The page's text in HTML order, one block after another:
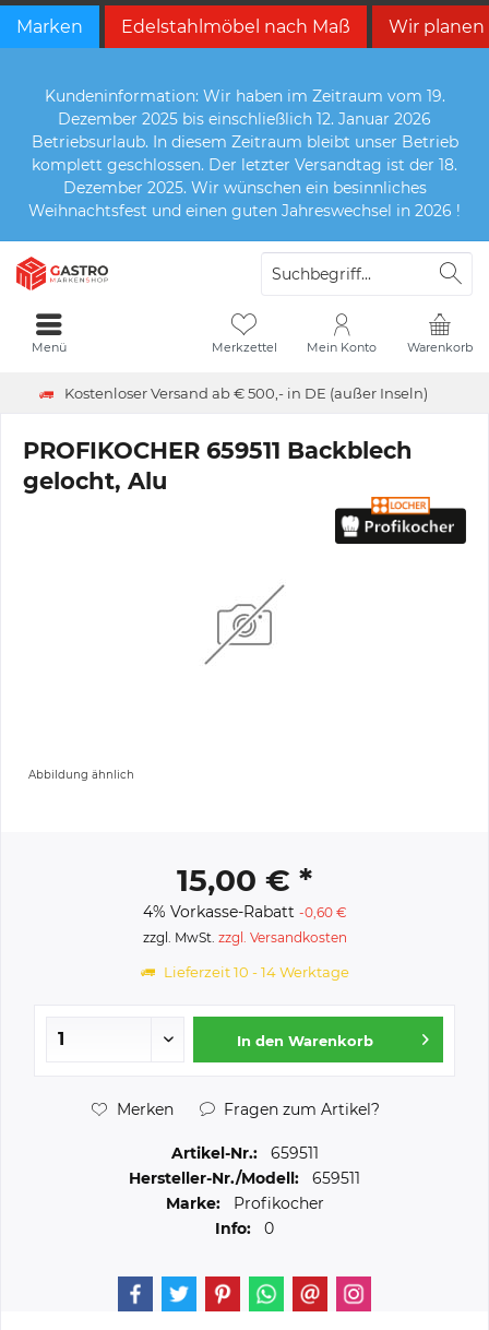
Marken Edelstahlmöbel nach Maß Wir planen
Kundeninformation: Wir haben im Zeitraum vom 19.
Dezember 2025 bis einschließlich 12. Januar 2026
Betriebsurlaub. In diesem Zeitraum bleibt unser Betrieb
komplett geschlossen. Der letzter Versandtag ist der 18.
Dezember 2025. Wir wünschen ein besinnliches
Weihnachtsfest und einen guten Jahreswechsel in 2026 !
Kostenloser Versand ab € 500,- in DE (außer Inseln)
Warenkorb
Merkzettel Mein Konto
Menü
PROFIKOCHER 659511 Backblech
gelocht, Alu
Abbildung ähnlich
15,00 € *
4% Vorkasse-Rabatt -0,60 €
zzgl. MwSt. zzgl. Versandkosten
Lieferzeit 10 - 14 Werktage
In den Warenkorb
Merken Fragen zum Artikel?
Artikel-Nr.:
659511
Hersteller-Nr./Modell:
659511
Marke:
Profikocher
Info:
0